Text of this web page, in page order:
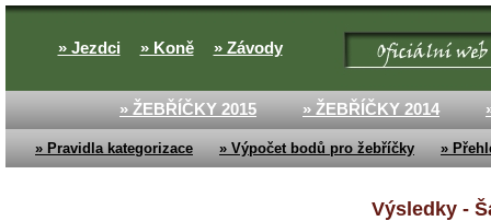
» Jezdci » Koně » Závody
» ŽEBŘÍČKY 2015 » ŽEBŘÍČKY 2014
» Pravidla kategorizace » Výpočet bodů pro žebříčky »
Výsledky -